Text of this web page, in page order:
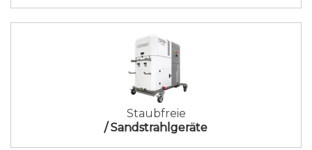
Staubfreie
/ Sandstrahlgeräte